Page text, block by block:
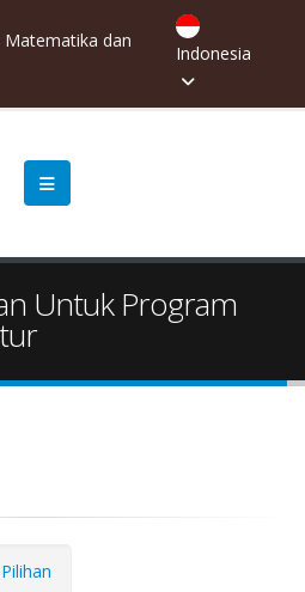
dan
Indonesia
Untuk Program